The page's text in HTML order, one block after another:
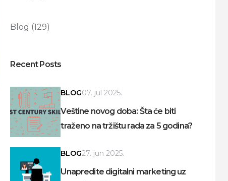
Blog (129)
Recent Posts
BLOG07. jul 2025.
Veštine novog doba: Šta će biti
traženo na tržištu rada za 5 godina?
BLOG27. jun 2025.
Unapredite digitalni marketing uz